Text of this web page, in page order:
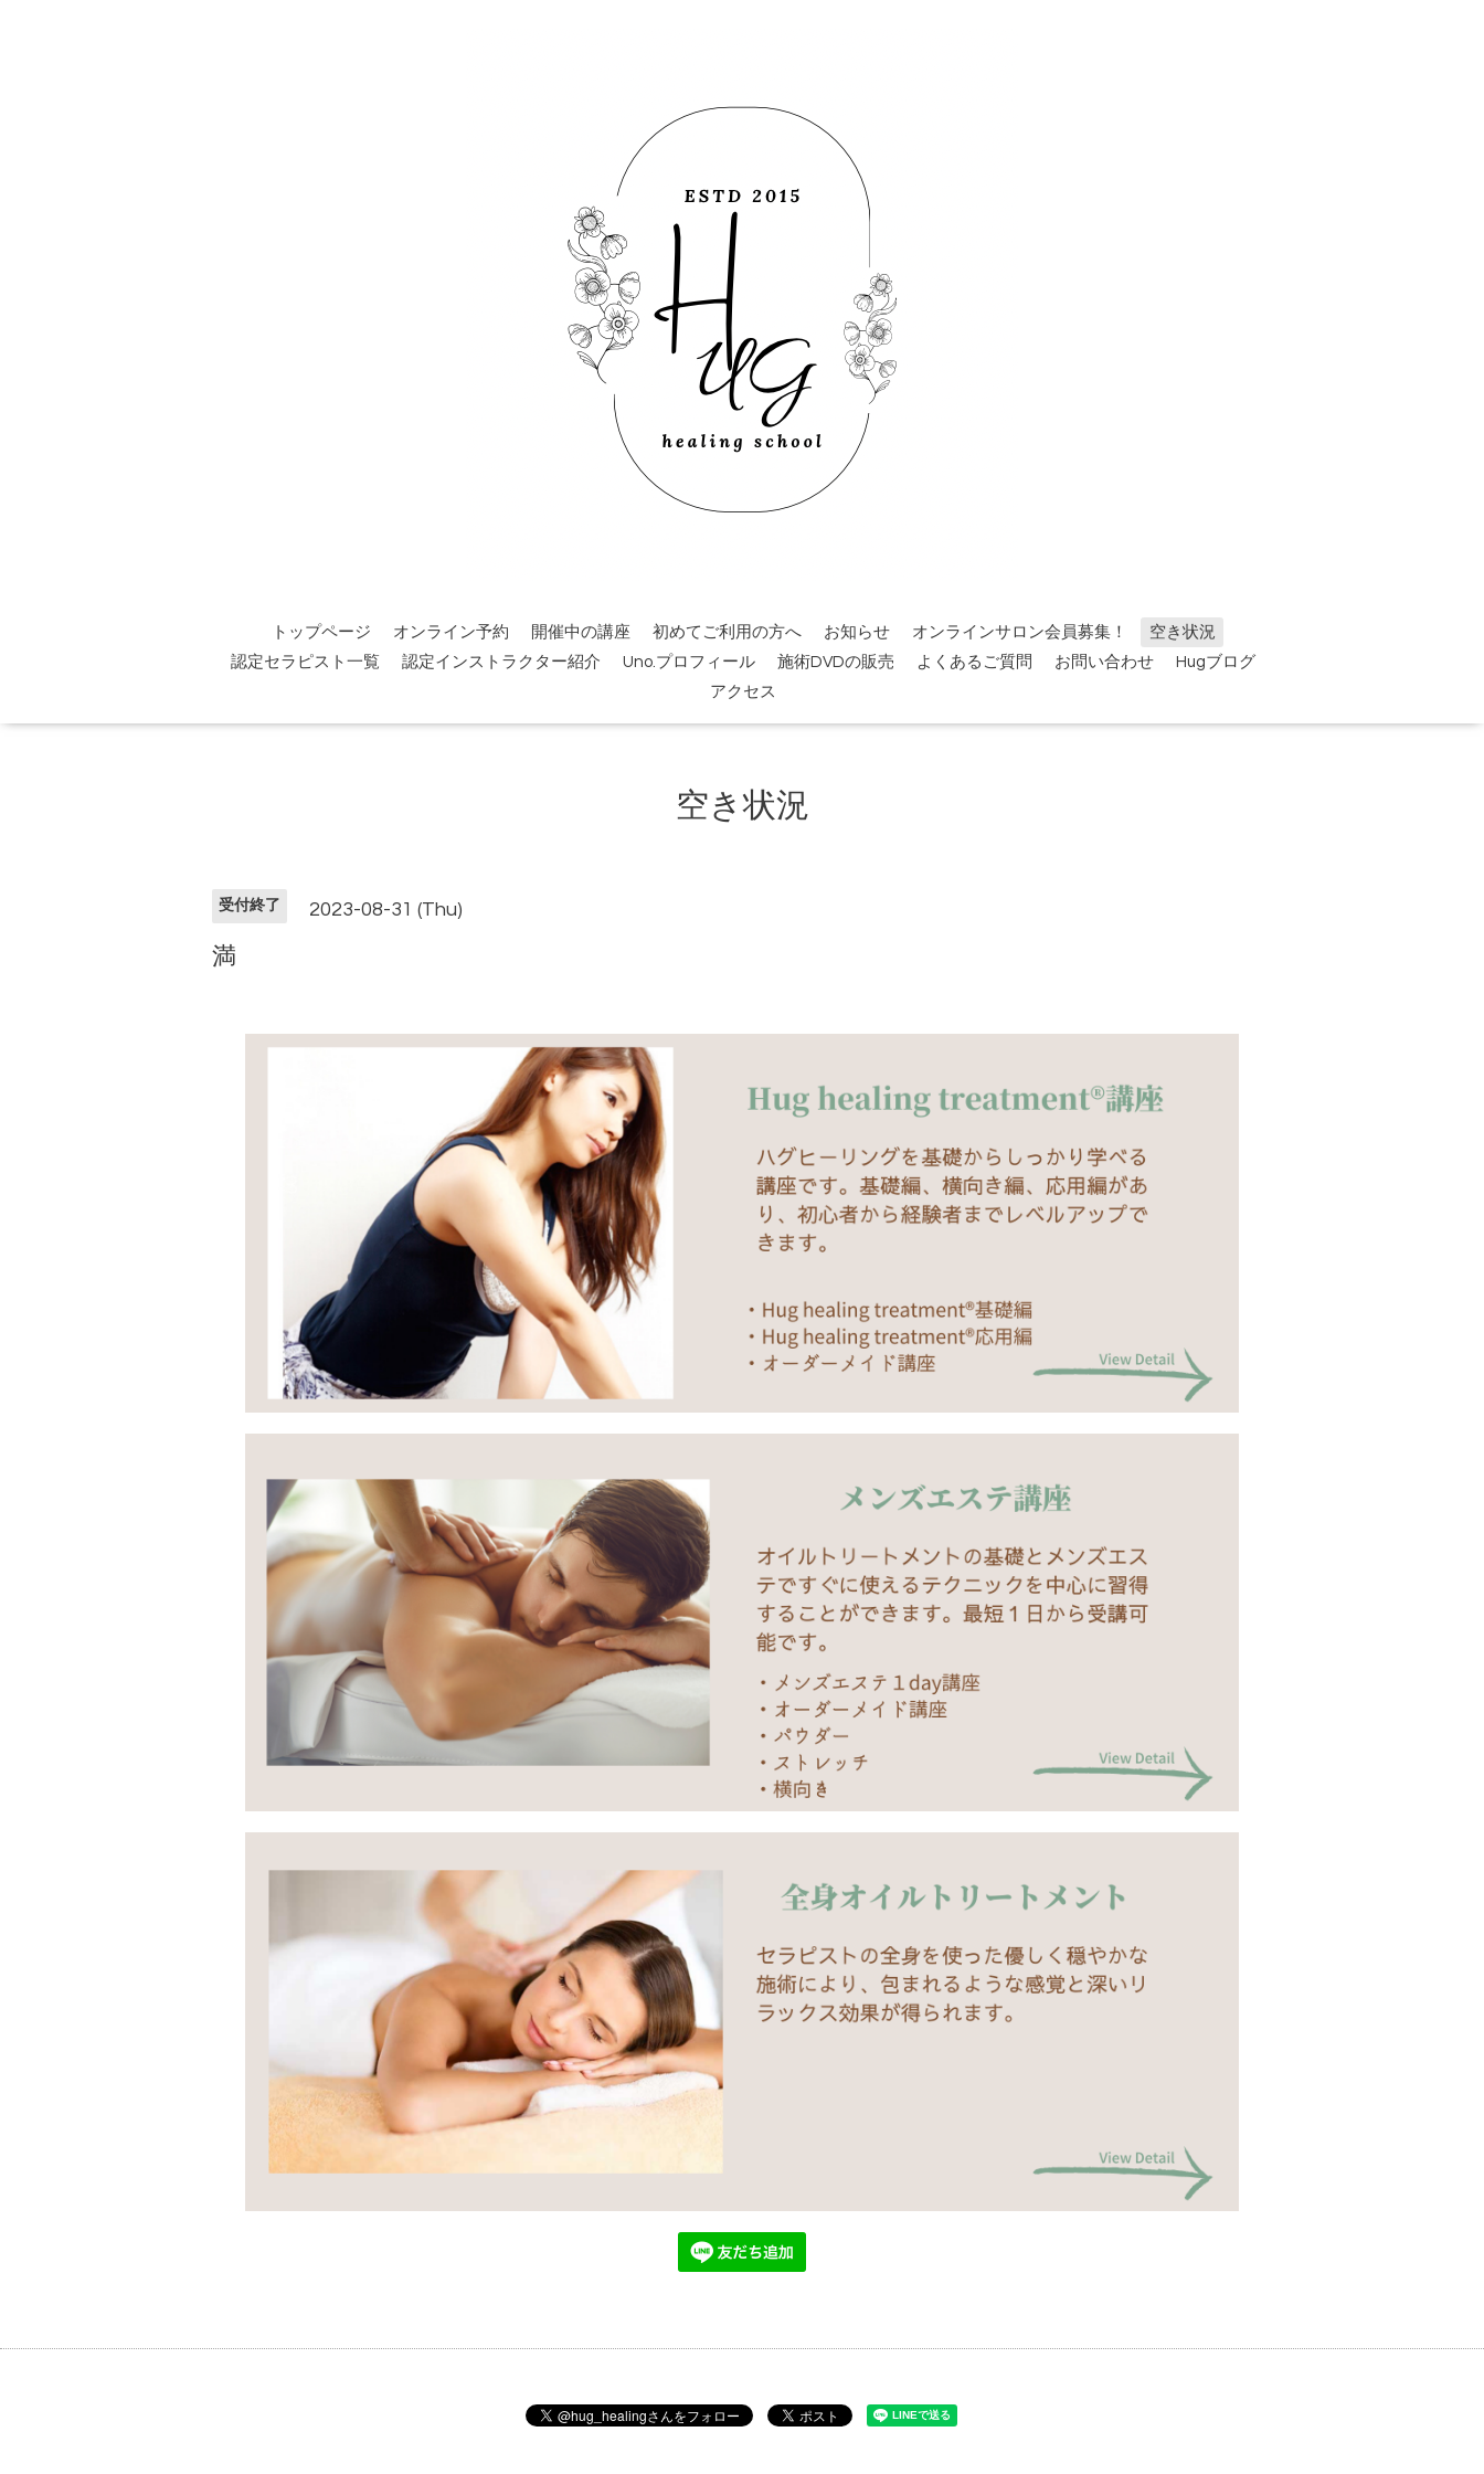
トップページ オンライン予約 開催中の講座 初めてご利用の方へ お知らせ オンラインサロン会員募集！
空き状況
認定セラピスト一覧
認定インストラクター紹介 Uno.プロフィール 施術DVDの販売 よくあるご質問 お問い合わせ
Hugブログ
アクセス
空き状況
受付終了 2023-08-31 (Thu)
満